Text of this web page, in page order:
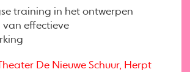
training in het ontwerpen
van effectieve
Theater De Nieuwe Schuur, Herpt